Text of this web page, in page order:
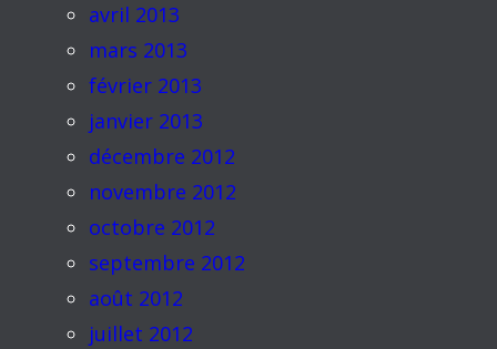
avril 2013
mars 2013
février 2013
janvier 2013
décembre 2012
novembre 2012
octobre 2012
septembre 2012
août 2012
juillet 2012